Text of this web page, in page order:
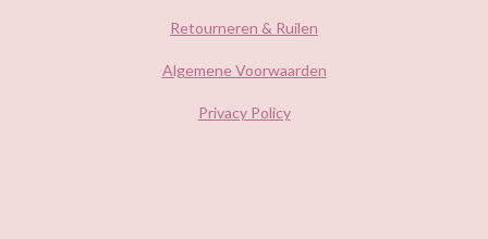
Retourneren & Ruilen
Algemene Voorwaarden
Privacy Policy